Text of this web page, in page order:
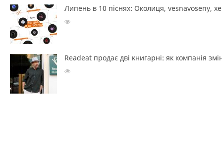
Липень в 10 піснях: Околиця, vesnavoseny,
Readeat продає дві книгарні: як компанія